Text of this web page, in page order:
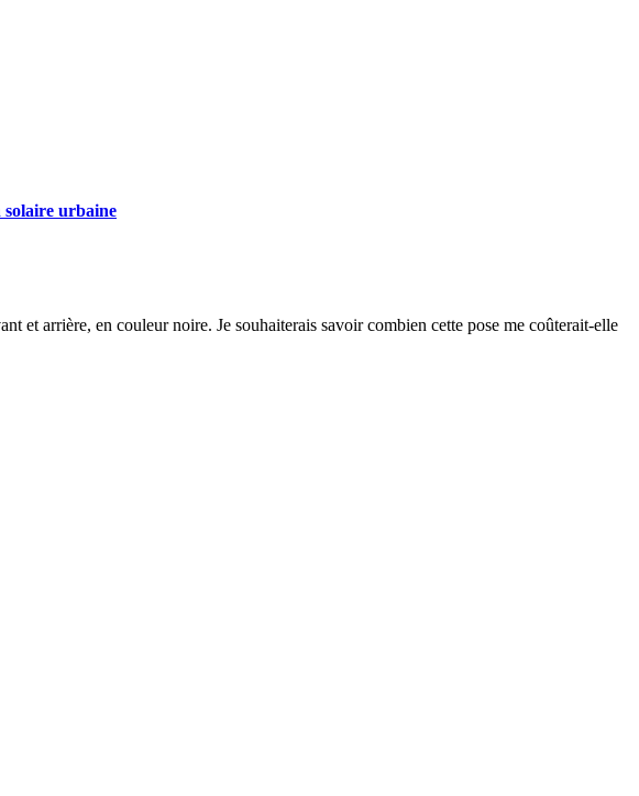
solaire urbaine
et arrière, en couleur noire. Je souhaiterais savoir combien cette pose me coûterait-elle